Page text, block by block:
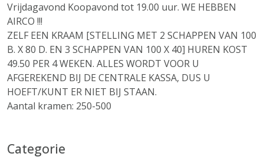
Vrijdagavond Koopavond tot 19.00 uur. WE HEBBEN
AIRCO !!!
ZELF EEN KRAAM [STELLING MET 2 SCHAPPEN VAN 100
B. X 80 D. EN 3 SCHAPPEN VAN 100 X 40] HUREN KOST
49.50 PER 4 WEKEN. ALLES WORDT VOOR U
AFGEREKEND BIJ DE CENTRALE KASSA, DUS U
HOEFT/KUNT ER NIET BIJ STAAN.
Aantal kramen: 250-500
Categorie